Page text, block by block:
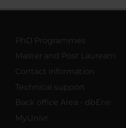
PhD Programmes
Master and Post Lauream
Contact information
Technical support
Back office Area - dbErw
MyUnivr